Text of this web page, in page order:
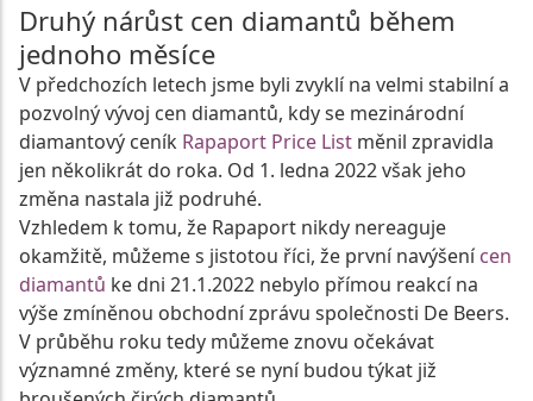
Druhý nárůst cen diamantů během
jednoho měsíce
V předchozích letech jsme byli zvyklí na velmi stabilní a
pozvolný vývoj cen diamantů, kdy se mezinárodní
diamantový ceník Rapaport Price List měnil zpravidla
jen několikrát do roka. Od 1. ledna 2022 však jeho
změna nastala již podruhé.
Vzhledem k tomu, že Rapaport nikdy nereaguje
okamžitě, můžeme s jistotou říci, že první navýšenícen
diamantů ke dni 21.1.2022 nebylo přímou reakcí na
výše zmíněnou obchodní zprávu společnosti De Beers.
V průběhu roku tedy můžeme znovu očekávat
významné změny, které se nyní budou týkat již